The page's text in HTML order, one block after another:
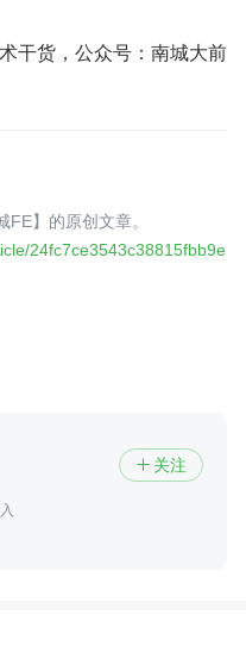
干货，公众号：南城大前
】的原创文章。
24fc7ce3543c38815fbb9e
 关注